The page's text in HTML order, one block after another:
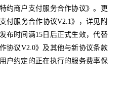
约商户支付服务合作协议》。更
付服务合作协议V2.1》，详见附
布时间满15日后正式生效，代替
协议V2.0》及其他与新协议条款
户约定的正在执行的服务费率保